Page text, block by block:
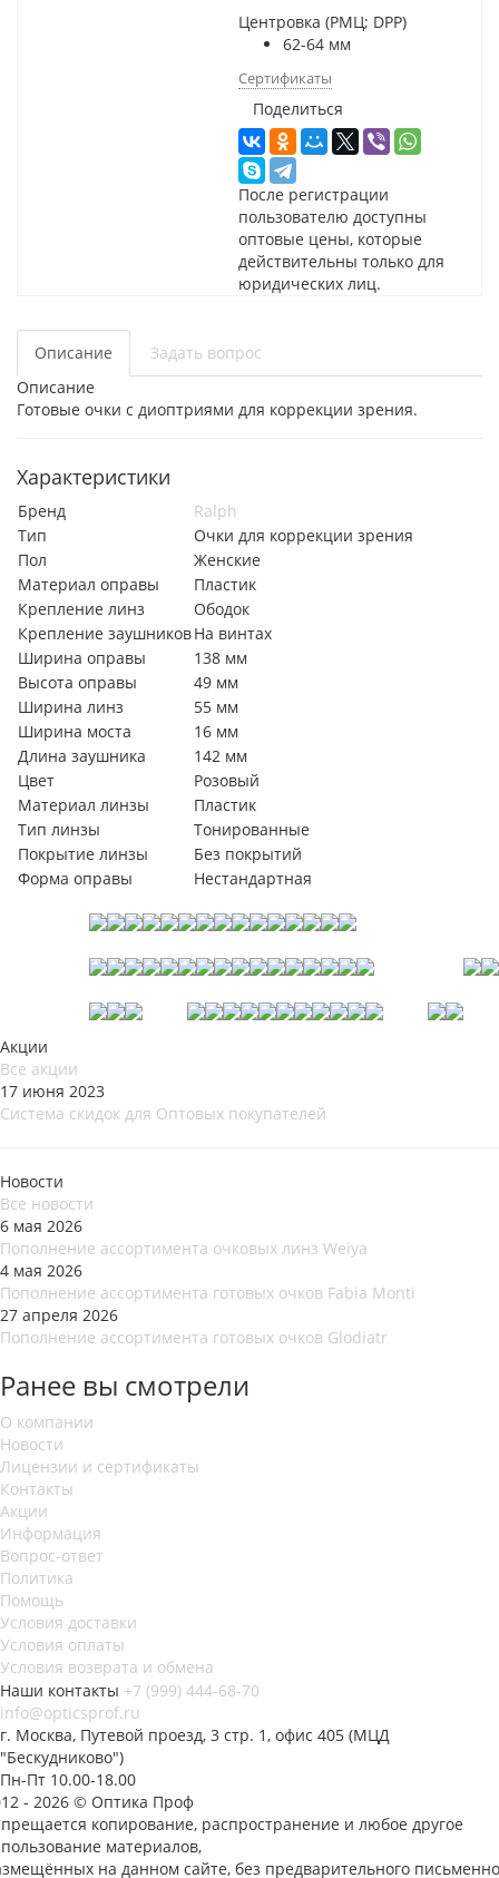
Центровка (РМЦ; DPP)
62-64 мм
Сертификаты
Поделиться
После регистрации
пользователю доступны
оптовые цены, которые
действительны только для
юридических лиц.
Описание
Задать вопрос
Описание
Готовые очки с диоптриями для коррекции зрения.
Характеристики
Бренд
Ralph
Тип
Очки для коррекции зрения
Пол
Женские
Материал оправы
Пластик
Крепление линз
Ободок
Крепление заушниковНа винтах
Ширина оправы
138 мм
Высота оправы
49 мм
Ширина линз
55 мм
Ширина моста
16 мм
Длина заушника
142 мм
Цвет
Розовый
Материал линзы
Пластик
Тип линзы
Тонированные
Покрытие линзы
Без покрытий
Форма оправы
Нестандартная
Акции
Все акции
17 июня 2023
Система скидок для Оптовых покупателей
Новости
Все новости
6 мая 2026
Пополнение ассортимента очковых линз Weiya
4 мая 2026
Пополнение ассортимента готовых очков Fabia Monti
27 апреля 2026
Пополнение ассортимента готовых очков Glodiatr
Ранее вы смотрели
О компании
Новости
Лицензии и сертификаты
Контакты
Акции
Информация
Вопрос-ответ
Политика
Помощь
Условия доставки
Условия оплаты
Условия возврата и обмена
Наши контакты +7 (999) 444-68-70
info@opticsprof.ru
г. Москва, Путевой проезд, 3 стр. 1, офис 405 (МЦД
"Бескудниково")
Пн-Пт 10.00-18.00
- 2026 © Оптика Проф
копирование, распространение и любое другое
материалов,
на данном сайте, без предварительного